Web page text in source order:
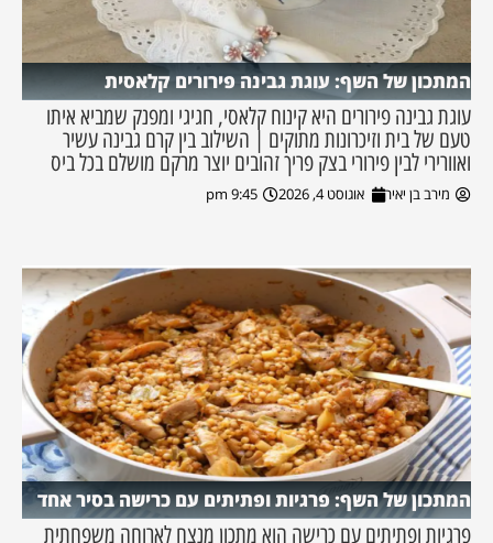
המתכון של השף: עוגת גבינה פירורים קלאסית
עוגת גבינה פירורים היא קינוח קלאסי, חגיגי ומפנק שמביא איתו
טעם של בית וזיכרונות מתוקים | השילוב בין קרם גבינה עשיר
ואוורירי לבין פירורי בצק פריך זהובים יוצר מרקם מושלם בכל ביס
מירב בן יאיר אוגוסט 4, 2026 9:45 pm
המתכון של השף: פרגיות ופתיתים עם כרישה בסיר אחד
פרגיות ופתיתים עם כרישה הוא מתכון מנצח לארוחה משפחתית